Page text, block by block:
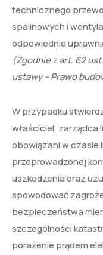
technicznego
spalinowych i
odpowiednie
(Zgodnie z art. 62
ustawy – Prawo
W przypadku
właściciel, zarządca
obowiązani w czasie
przeprowadzonej
uszkodzenia oraz
spowodować
bezpieczeństwa
szczególności
porażenie prądem